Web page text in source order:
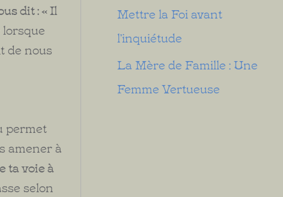
dit : « Il
de nous
permet
amener à
ta voie à
selon
Mettre la Foi avant
l’inquiétude
La Mère de Famille : Une
Femme Vertueuse